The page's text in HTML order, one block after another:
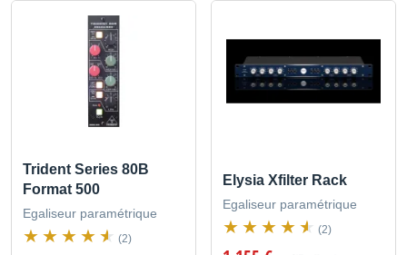
Trident Series 80B
Format 500
Egaliseur paramétrique
(2)
Elysia Xfilter Rack
Egaliseur paramétrique
(2)